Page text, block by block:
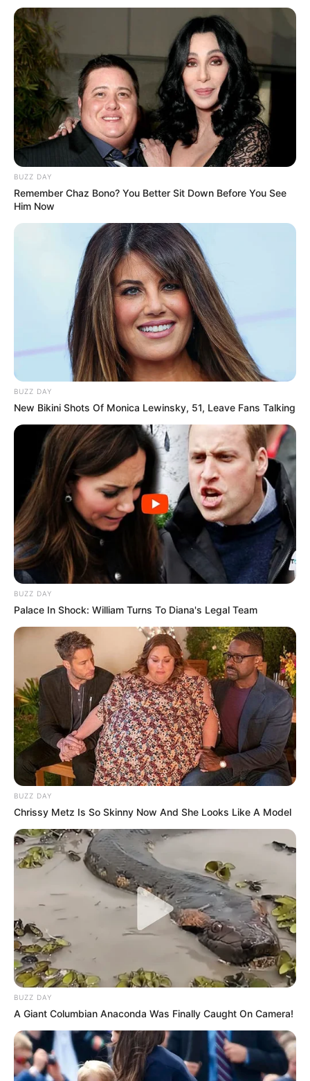
BUZZ DAY
Remember Chaz Bono? You Better Sit Down Before You See
Him Now
BUZZ DAY
New Bikini Shots Of Monica Lewinsky, 51, Leave Fans Talking
BUZZ DAY
Palace In Shock: William Turns To Diana's Legal Team
BUZZ DAY
Chrissy Metz Is So Skinny Now And She Looks Like A Model
BUZZ DAY
A Giant Columbian Anaconda Was Finally Caught On Camera!